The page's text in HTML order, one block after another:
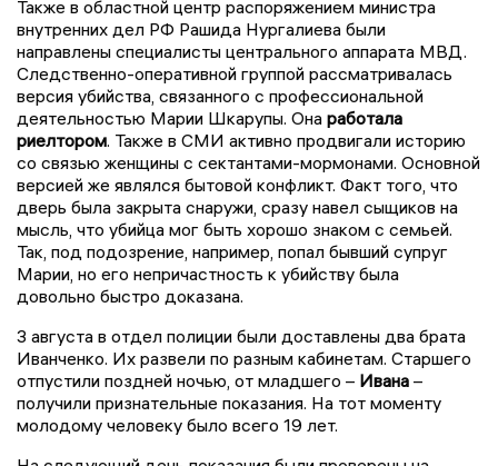
Также в областной центр распоряжением министра
внутренних дел РФ Рашида Нургалиева были
направлены специалисты центрального аппарата МВД.
Следственно-оперативной группой рассматривалась
версия убийства, связанного с профессиональной
деятельностью Марии Шкарупы. Она работала
риелтором. Также в СМИ активно продвигали историю
со связью женщины с сектантами-мормонами. Основной
версией же являлся бытовой конфликт. Факт того, что
дверь была закрыта снаружи, сразу навел сыщиков на
мысль, что убийца мог быть хорошо знаком с семьей.
Так, под подозрение, например, попал бывший супруг
Марии, но его непричастность к убийству была
довольно быстро доказана.
3 августа в отдел полиции были доставлены два брата
Иванченко. Их развели по разным кабинетам. Старшего
отпустили поздней ночью, от младшего – Ивана –
получили признательные показания. На тот моменту
молодому человеку было всего 19 лет.